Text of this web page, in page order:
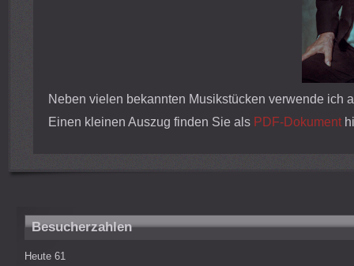
Neben vielen bekannten Musikstücken verwende ich
Einen kleinen Auszug finden Sie alsPDF-Dokument
Besucherzahlen
Heute 61